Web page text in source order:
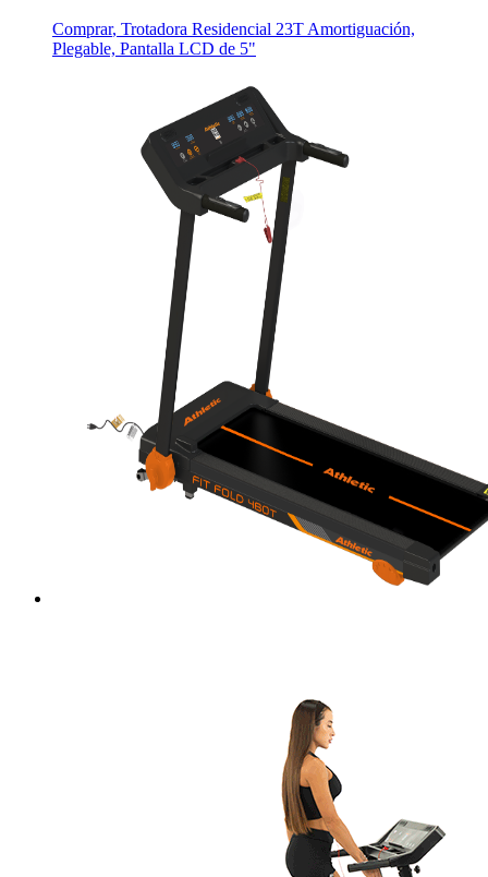
Comprar, Trotadora Residencial 23T Amortiguación,
Plegable, Pantalla LCD de 5"